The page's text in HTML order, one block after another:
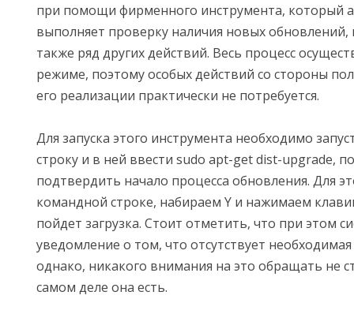
при помощи фирменного инструмента, который
выполняет проверку наличия новых обновлений,
также ряд других действий. Весь процесс
режиме, поэтому особых действий со стороны
его реализации практически не потребуется.
Для запуска этого инструмента необходимо
строку и в ней ввести sudo apt-get dist-upgrade,
подтвердить начало процесса обновления. Для
командной строке, набираем Y и нажимаем
пойдет загрузка. Стоит отметить, что при этом
уведомление о том, что отсутствует необходимая
однако, никакого внимания на это обращать не
самом деле она есть.